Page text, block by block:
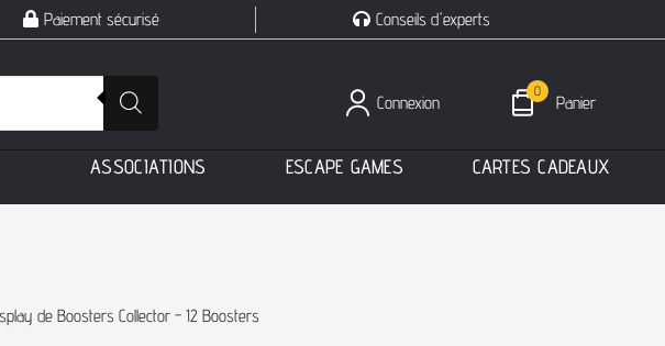
Paiement sécurisé Conseils d'experts
0
Panier
Connexion
ASSOCIATIONS ESCAPE GAMES CARTES CADEAUX
de Boosters Collector - 12 Boosters